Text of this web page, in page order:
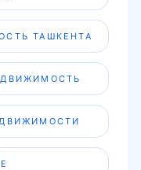
ТАШКЕНТА